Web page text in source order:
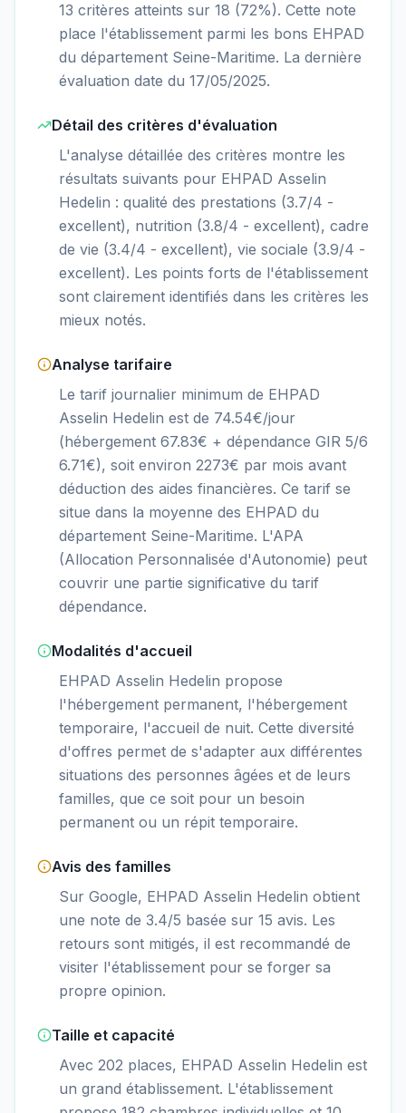
13 critères atteints sur 18 (72%). Cette note
place l'établissement parmi les bons EHPAD
du département Seine-Maritime. La dernière
évaluation date du 17/05/2025.
Détail des critères d'évaluation
L'analyse détaillée des critères montre les
résultats suivants pour EHPAD Asselin
Hedelin : qualité des prestations (3.7/4 -
excellent), nutrition (3.8/4 - excellent), cadre
de vie (3.4/4 - excellent), vie sociale (3.9/4 -
excellent). Les points forts de l'établissement
sont clairement identifiés dans les critères les
mieux notés.
Analyse tarifaire
Le tarif journalier minimum de EHPAD
Asselin Hedelin est de 74.54€/jour
(hébergement 67.83€ + dépendance GIR 5/6
6.71€), soit environ 2273€ par mois avant
déduction des aides financières. Ce tarif se
situe dans la moyenne des EHPAD du
département Seine-Maritime. L'APA
(Allocation Personnalisée d'Autonomie) peut
couvrir une partie significative du tarif
dépendance.
Modalités d'accueil
EHPAD Asselin Hedelin propose
l'hébergement permanent, l'hébergement
temporaire, l'accueil de nuit. Cette diversité
d'offres permet de s'adapter aux différentes
situations des personnes âgées et de leurs
familles, que ce soit pour un besoin
permanent ou un répit temporaire.
Avis des familles
Sur Google, EHPAD Asselin Hedelin obtient
une note de 3.4/5 basée sur 15 avis. Les
retours sont mitigés, il est recommandé de
visiter l'établissement pour se forger sa
propre opinion.
Taille et capacité
Avec 202 places, EHPAD Asselin Hedelin est
un grand établissement. L'établissement